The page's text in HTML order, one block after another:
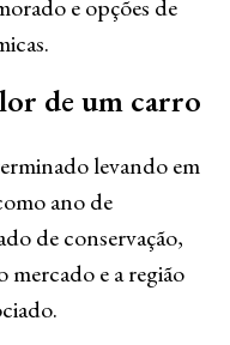
e opções de
de um carro
levando em
ano de
de conservação,
e a região